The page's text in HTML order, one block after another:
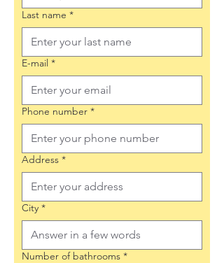
Last name *
E-mail *
Phone number *
Address *
City *
Number of bathrooms *